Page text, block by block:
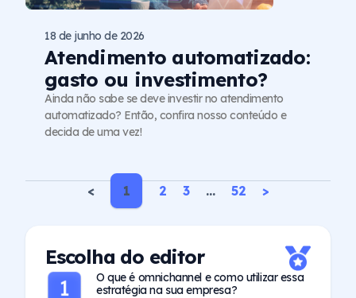
Atendimento automatizado:
gasto ou investimento?
18 de junho de 2026
Ainda não sabe se deve investir no atendimento
automatizado? Então, confira nosso conteúdo e
decida de uma vez!
< 1 2 3 … 52 >
Escolha do editor
O que é omnichannel e como utilizar essa
estratégia na sua empresa?